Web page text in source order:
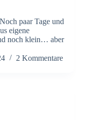
paar Tage und
eigene
noch klein… aber
2 Kommentare